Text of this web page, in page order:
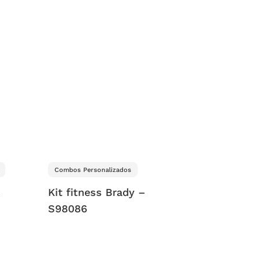
Combos Personalizados
Kit fitness Brady –
S98086